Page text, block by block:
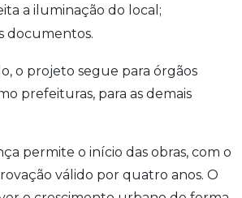
a iluminação do local;
documentos.
o projeto segue para órgãos
prefeituras, para as demais
permite o início das obras, com o
válido por quatro anos. O